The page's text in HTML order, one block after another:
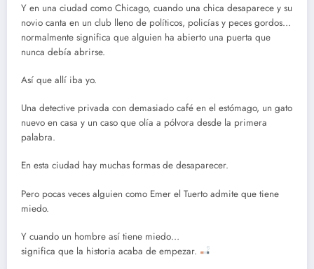
Y en una ciudad como Chicago, cuando una chica desaparece y su
novio canta en un club lleno de políticos, policías y peces gordos…
normalmente significa que alguien ha abierto una puerta que
nunca debía abrirse.
Así que allí iba yo.
Una detective privada con demasiado café en el estómago, un gato
nuevo en casa y un caso que olía a pólvora desde la primera
palabra.
En esta ciudad hay muchas formas de desaparecer.
Pero pocas veces alguien como Emer el Tuerto admite que tiene
miedo.
Y cuando un hombre así tiene miedo…
significa que la historia acaba de empezar.